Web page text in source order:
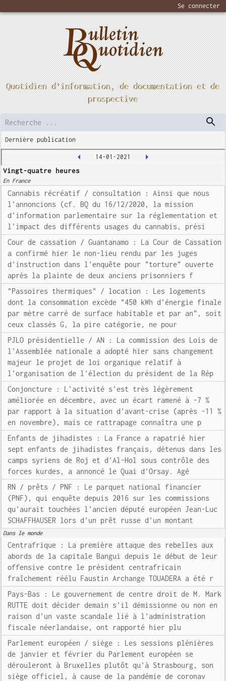
Se connecter
Quotidien d'information, de documentation et de
prospective
Dernière publication
14-01-2021
Vingt-quatre heures
En France
Cannabis récréatif / consultation : Ainsi que nous
l'annoncions (cf. BQ du 16/12/2020, la mission
d'information parlementaire sur la réglementation et
l'impact des différents usages du cannabis, prési
Cour de cassation / Guantanamo : La Cour de Cassation
a confirmé hier le non-lieu rendu par les juges
d'instruction dans l'enquête pour "torture" ouverte
après la plainte de deux anciens prisonniers f
"Passoires thermiques" / location : Les logements
dont la consommation excède "450 kWh d'énergie finale
par mètre carré de surface habitable et par an", soit
ceux classés G, la pire catégorie, ne pour
PJLO présidentielle / AN : La commission des Lois de
l'Assemblée nationale a adopté hier sans changement
majeur le projet de loi organique relatif à
l'organisation de l'élection du président de la Rép
Conjoncture : L'activité s'est très légèrement
améliorée en décembre, avec un écart ramené à -7 %
par rapport à la situation d'avant-crise (après -11 %
en novembre), mais ce rattrapage connaîtra une p
Enfants de jihadistes : La France a rapatrié hier
sept enfants de jihadistes français, détenus dans les
camps syriens de Roj et d'Al-Hol sous contrôle des
forces kurdes, a annoncé le Quai d'Orsay. Agé
RN / prêts / PNF : Le parquet national financier
(PNF), qui enquête depuis 2016 sur les commissions
qu'aurait touchées l'ancien député européen Jean-Luc
SCHAFFHAUSER lors d'un prêt russe d'un montant
Dans le monde
Centrafrique : La première attaque des rebelles aux
abords de la capitale Bangui depuis le début de leur
offensive contre le président centrafricain
fraîchement réélu Faustin Archange TOUADERA a été r
Pays-Bas : Le gouvernement de centre droit de M. Mark
RUTTE doit décider demain s'il démissionne ou non en
raison d'un vaste scandale lié à l'administration
fiscale néerlandaise, ont rapporté hier plu
Parlement européen / siège : Les sessions plénières
de janvier et février du Parlement européen se
dérouleront à Bruxelles plutôt qu'à Strasbourg, son
siège officiel, à cause de la pandémie de coronav